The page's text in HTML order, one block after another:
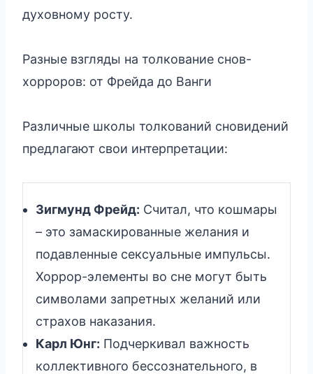
духовному росту.
Разные взгляды на толкование снов-
хорроров: от Фрейда до Ванги
Различные школы толкований сновидений
предлагают свои интерпретации:
Зигмунд Фрейд: Считал, что кошмары
– это замаскированные желания и
подавленные сексуальные импульсы.
Хоррор-элементы во сне могут быть
символами запретных желаний или
страхов наказания.
Карл Юнг: Подчеркивал важность
коллективного бессознательного, в